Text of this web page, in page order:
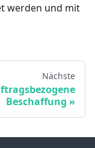
werden und mit
Nächste
Beschaffung